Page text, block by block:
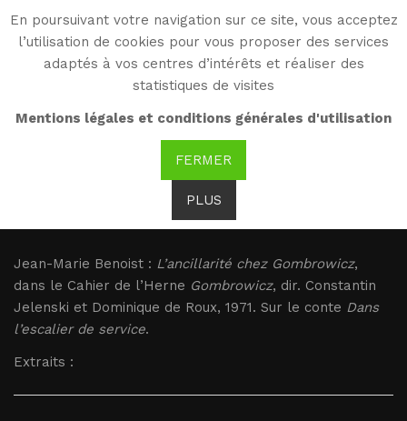
En poursuivant votre navigation sur ce site, vous acceptez
l’utilisation de cookies pour vous proposer des services
adaptés à vos centres d’intérêts et réaliser des
statistiques de visites
Mentions légales et conditions générales d'utilisation
FERMER
PLUS
WG
Witold Gombrowicz
Benoist : L’ancillarité
chez Gombrowicz
Benoist : L’ancillarité chez Gombrowicz
Jean-Marie Benoist : L’ancillarité chez Gombrowicz,
dans le Cahier de l’Herne Gombrowicz, dir. Constantin
Jelenski et Dominique de Roux, 1971. Sur le conte Dans
l’escalier de service.
Extraits :